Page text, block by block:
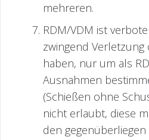
mehreren.
RDM/VDM ist
zwingend
haben, nur um als
Ausnahmen
(Schießen ohne
nicht erlaubt, diese
den gegenüberliegen